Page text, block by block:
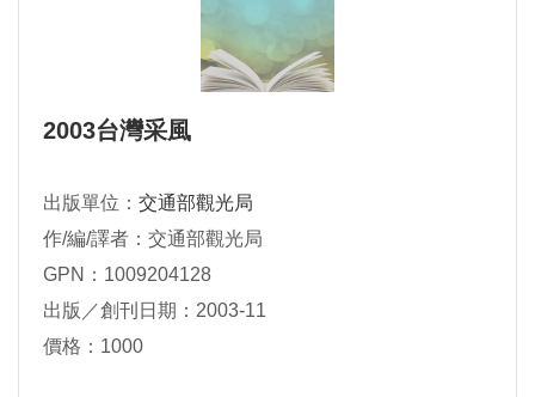
2003台灣采風
出版單位： 交通部觀光局
作/編/譯者：交通部觀光局
GPN：1009204128
出版／創刊日期：2003-11
價格：1000